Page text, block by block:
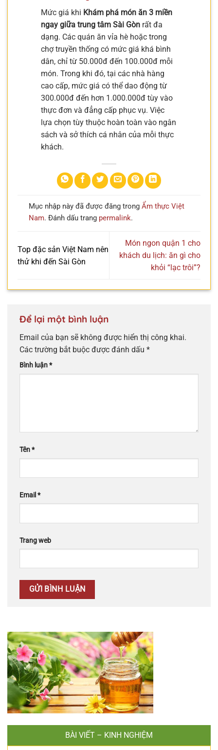
Mức giá khi Khám phá món ăn 3 miền
ngay giữa trung tâm Sài Gòn rất đa
dạng. Các quán ăn vỉa hè hoặc trong
chợ truyền thống có mức giá khá bình
dân, chỉ từ 50.000đ đến 100.000đ mỗi
món. Trong khi đó, tại các nhà hàng
cao cấp, mức giá có thể dao động từ
300.000đ đến hơn 1.000.000đ tùy vào
thực đơn và đẳng cấp phục vụ. Việc
lựa chọn tùy thuộc hoàn toàn vào ngân
sách và sở thích cá nhân của mỗi thực
khách.
Mục nhập này đã được đăng trong Ẩm thực Việt
Nam. Đánh dấu trang permalink.
Top đặc sản Việt Nam nên
thử khi đến Sài Gòn
Món ngon quận 1 cho
khách du lịch: ăn gì cho
khỏi “lạc trôi”?
Để lại một bình luận
Email của bạn sẽ không được hiển thị công khai.
Các trường bắt buộc được đánh dấu *
Bình luận*
Tên*
Email *
Trang web
BÀI VIẾT – KINH NGHIỆM